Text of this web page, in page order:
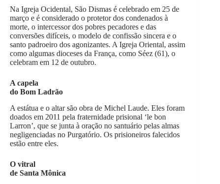
Na Igreja Ocidental, São Dismas é celebrado em 25 de
março e é considerado o protetor dos condenados à
morte, o intercessor dos pobres pecadores e das
conversões difíceis, o modelo de confissão sincera e o
santo padroeiro dos agonizantes. A Igreja Oriental, assim
como algumas dioceses da França, como Séez (61), o
celebram em 12 de outubro.
A capela
do Bom Ladrão
A estátua e o altar são obra de Michel Laude. Eles foram
doados em 2011 pela fraternidade prisional ‘le bon
Larron’, que se junta à oração no santuário pelas almas
negligenciadas no Purgatório. Os prisioneiros falecidos
estão entre eles.
O vitral
de Santa Mônica